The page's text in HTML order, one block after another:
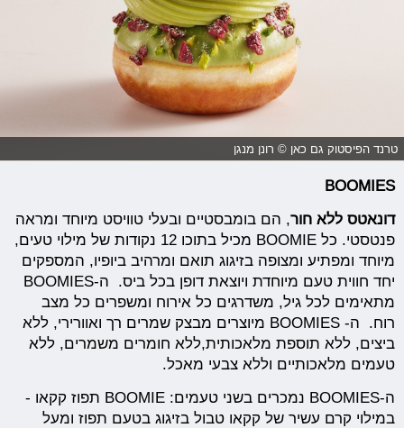
טרנד הפיסטוק גם כאן © רונן מנגן
BOOMIES
דונאטס ללא חור, הם בומבסטיים ובעלי טוויסט מיוחד ומראה
פנטסטי. כל BOOMIE מכיל בתוכו 12 נקודות של מילוי טעים,
מיוחד ומפתיע ומצופה בזיגוג תואם ומרהיב ביופיו, המספקים
יחד חווית טעם מיוחדת ויוצאת דופן בכל ביס. ה-BOOMIES
מתאימים לכל גיל, משדרגים כל אירוח ומשפרים כל מצב
רוח. ה- BOOMIES מיוצרים מבצק שמרים רך ואוורירי, ללא
ביצים, ללא תוספת מלאכותית,ללא חומרים משמרים, ללא
טעמים מלאכותיים וללא צבעי מאכל.
ה-BOOMIES נמכרים בשני טעמים: BOOMIE תפוז קקאו -
במילוי קרם עשיר של קקאו טבול בזיגוג בטעם תפוז ומעל